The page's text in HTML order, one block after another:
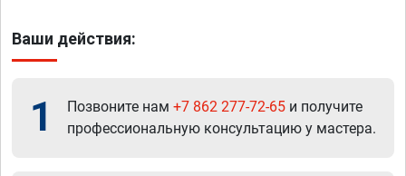
Ваши действия:
1 Позвоните нам +7 862 277-72-65 и получите
профессиональную консультацию у мастера.